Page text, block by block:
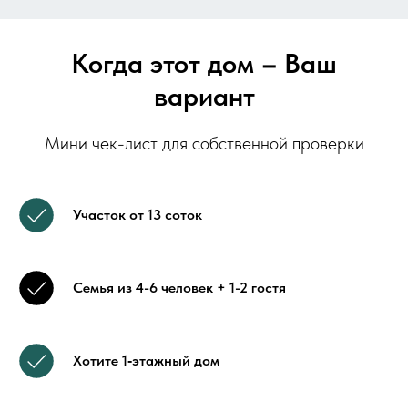
Когда этот дом – Ваш
вариант
Мини чек-лист для собственной проверки
Участок от 13 соток
Семья из 4-6 человек + 1-2 гостя
Хотите 1‑этажный дом